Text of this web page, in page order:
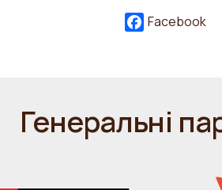
Facebook
Генеральні